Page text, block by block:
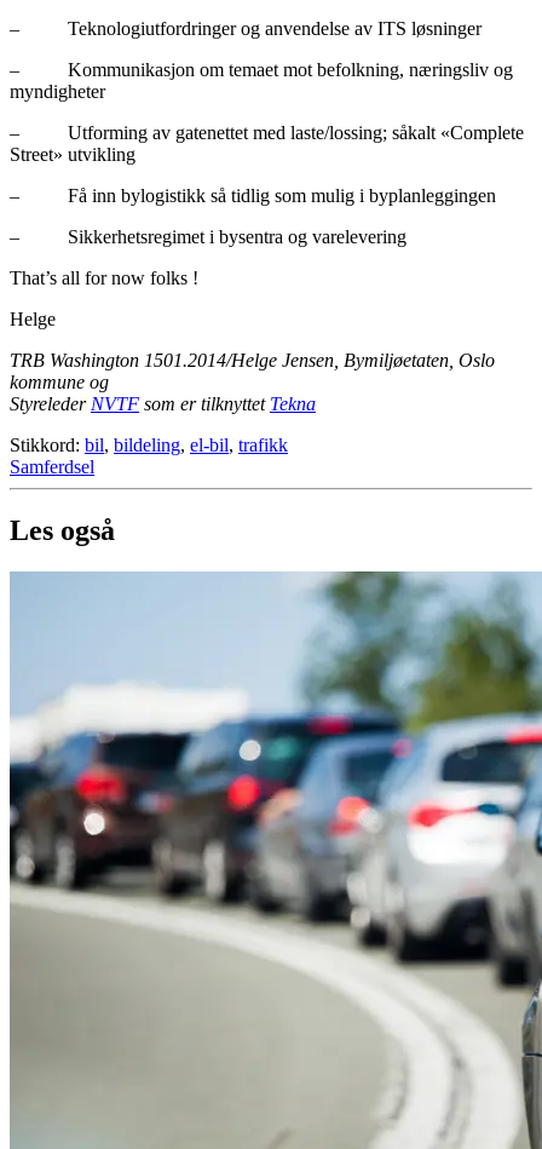
– Teknologiutfordringer og anvendelse av ITS løsninger
– Kommunikasjon om temaet mot befolkning, næringsliv og
myndigheter
– Utforming av gatenettet med laste/lossing; såkalt «Complete
Street» utvikling
– Få inn bylogistikk så tidlig som mulig i byplanleggingen
– Sikkerhetsregimet i bysentra og varelevering
That’s all for now folks !
Helge
TRB Washington 1501.2014/Helge Jensen, Bymiljøetaten, Oslo
kommune og
Styreleder NVTF som er tilknyttet Tekna
Stikkord: bil, bildeling, el-bil, trafikk
Samferdsel
Les også